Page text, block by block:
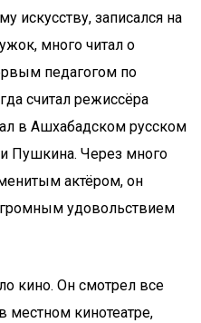
искусству, записался на
много читал о
педагогом по
считал режиссёра
в Ашхабадском русском
Пушкина. Через много
актёром, он
удовольствием
кино. Он смотрел все
кинотеатре,